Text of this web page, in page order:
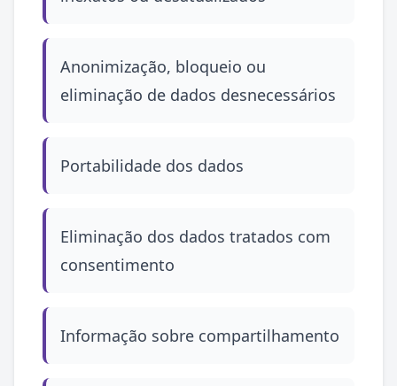
Anonimização, bloqueio ou
eliminação de dados desnecessários
Portabilidade dos dados
Eliminação dos dados tratados com
consentimento
Informação sobre compartilhamento